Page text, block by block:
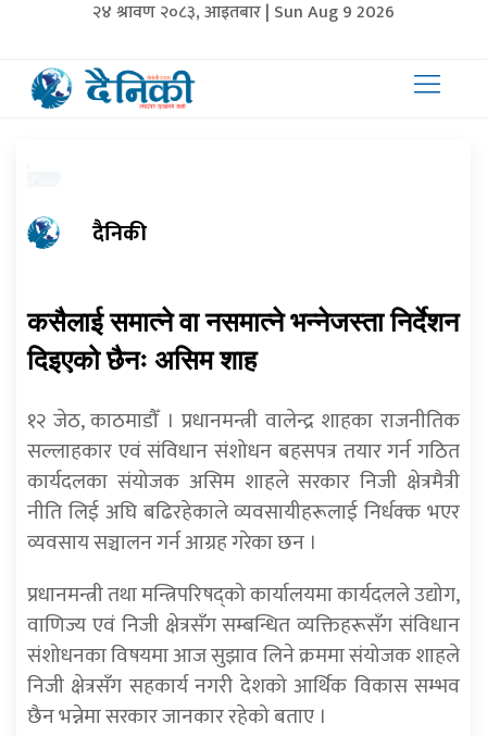
२४ श्रावण २०८३, आइतबार | Sun Aug 9 2026
दैनिकी
कसैलाई समात्ने वा नसमात्ने भन्नेजस्ता निर्देशन
दिइएको छैनः असिम शाह
१२ जेठ, काठमाडौँ । प्रधानमन्त्री वालेन्द्र शाहका राजनीतिक
सल्लाहकार एवं संविधान संशोधन बहसपत्र तयार गर्न गठित
कार्यदलका संयोजक असिम शाहले सरकार निजी क्षेत्रमैत्री
नीति लिई अघि बढिरहेकाले व्यवसायीहरूलाई निर्धक्क भएर
व्यवसाय सञ्चालन गर्न आग्रह गरेका छन ।
प्रधानमन्त्री तथा मन्त्रिपरिषद्को कार्यालयमा कार्यदलले उद्योग,
वाणिज्य एवं निजी क्षेत्रसँग सम्बन्धित व्यक्तिहरूसँग संविधान
संशोधनका विषयमा आज सुझाव लिने क्रममा संयोजक शाहले
निजी क्षेत्रसँग सहकार्य नगरी देशको आर्थिक विकास सम्भव
छैन भन्नेमा सरकार जानकार रहेको बताए ।